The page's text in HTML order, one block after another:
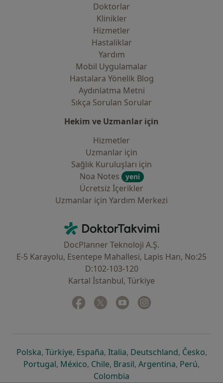
Doktorlar
Klinikler
Hizmetler
Hastaliklar
Yardım
Mobil Uygulamalar
Hastalara Yönelik Blog
Aydınlatma Metni
Sıkça Sorulan Sorular
Hekim ve Uzmanlar için
Hizmetler
Uzmanlar için
Sağlık Kuruluşları için
Noa Notes
yeni
Ücretsiz İçerikler
Uzmanlar için Yardım Merkezi
DoktorTakvimi - Ana Sayfa
DocPlanner Teknoloji A.Ş.
E-5 Karayolu, Esentepe Mahallesi, Lapis Han, No:25
D:102-103-120
Kartal İstanbul, Türkiye
Facebook
yeni bir sekmede açılır
Twitter
yeni bir sekmede açılır
Youtube
yeni bir sekmede açılır
Polskayeni bir sekmede açılır
, Türkiyeyeni bir sekmede açılır
, Españayeni bir sekmede açılır
, Italiayeni bir sekmede açılır
, Deutschlandyeni bir
, Českoyeni
,
Portugalyeni bir sekmede açılır
, Méxicoyeni bir sekmede açılır
, Chileyeni bir sekmede açılır
, Brasilyeni bir sekmede açılır
, Argentinayeni bir
, Perúyeni
,
Colombia